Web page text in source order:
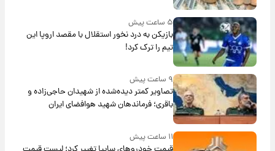
۵ ساعت پیش
بازیکن به درد نخور استقلال با مقصد اروپا این
تیم را ترک کرد!
۹ ساعت پیش
تصاویر کمتر دیده‌شده از شهیدان حاجی‌زاده و
باقری؛ فرماندهان شهید هوافضای ایران
۱۱ ساعت پیش